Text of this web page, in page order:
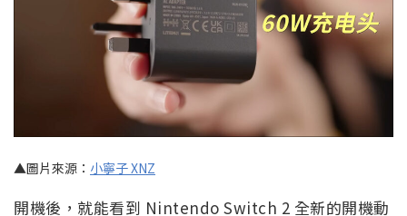
▲圖片來源： 小寧子 XNZ
開機後，就能看到 Nintendo Switch 2 全新的開機動